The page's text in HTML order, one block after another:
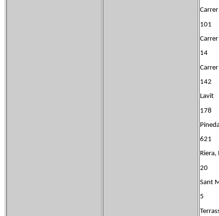
101
14
142
178
621
20
Sant
5